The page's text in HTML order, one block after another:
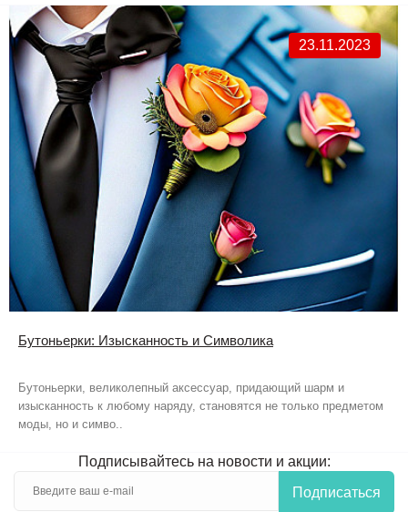
23.11.2023
Бутоньерки: Изысканность и Символика
Бутоньерки, великолепный аксессуар, придающий шарм и
изысканность к любому наряду, становятся не только предметом
моды, но и симво..
Подписывайтесь на новости и акции:
Подписаться